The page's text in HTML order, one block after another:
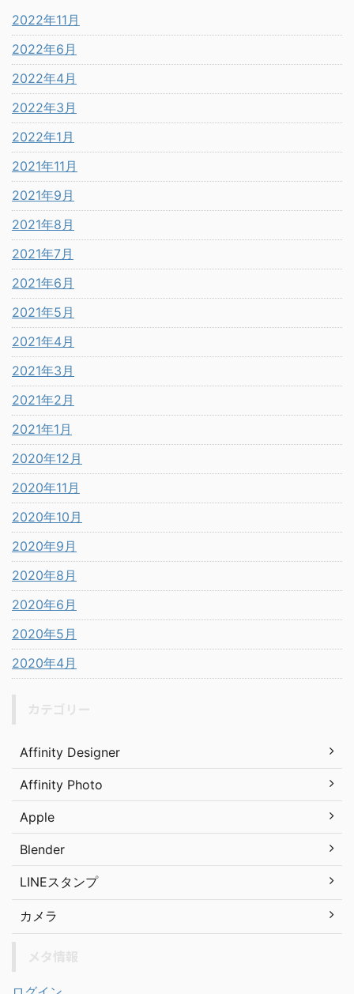
2022年11月
2022年6月
2022年4月
2022年3月
2022年1月
2021年11月
2021年9月
2021年8月
2021年7月
2021年6月
2021年5月
2021年4月
2021年3月
2021年2月
2021年1月
2020年12月
2020年11月
2020年10月
2020年9月
2020年8月
2020年6月
2020年5月
2020年4月
Affinity Designer
Affinity Photo
Apple
Blender
LINEスタンプ
カメラ